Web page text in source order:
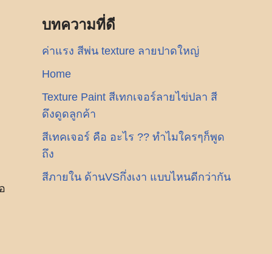
บทความที่ดี
ค่าแรง สีพ่น texture ลายปาดใหญ่
Home
Texture Paint สีเทกเจอร์ลายไข่ปลา สี
ดึงดูดลูกค้า
สีเทคเจอร์ คือ อะไร ?? ทำไมใครๆก็พูด
ถึง
สีภายใน ด้านVSกึ่งเงา แบบไหนดีกว่ากัน